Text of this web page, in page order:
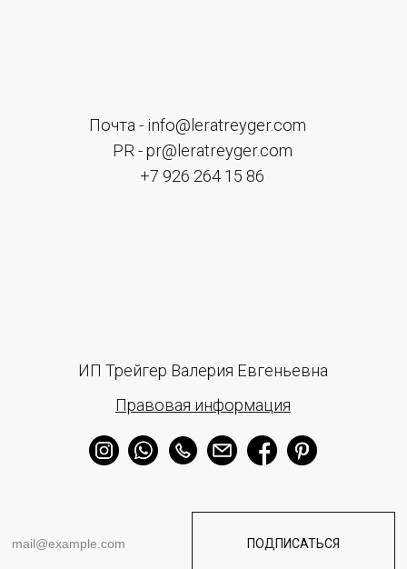
Оставьте свои данные чтобы первыми узнавать о наших
новостях Нажимая на кнопку, вы даете согласие на обработку
персональных данных и соглашаетесь c
политикой в
отношении обработки персональных